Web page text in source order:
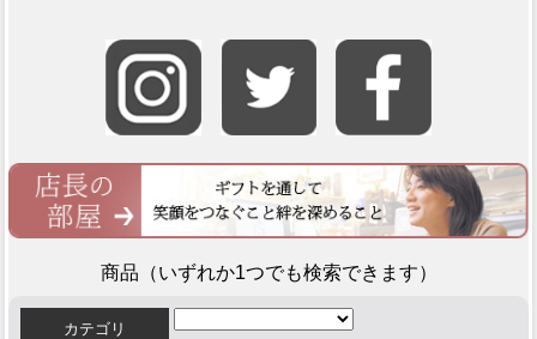
商品（いずれか1つでも検索できます）
カテゴリ